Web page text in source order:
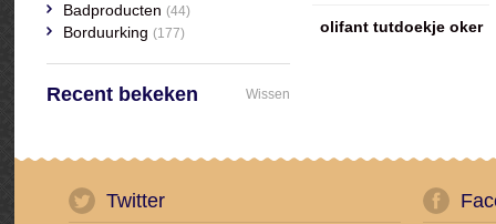
olifant tutdoekje oker
Badproducten (44)
Borduurking (177)
Recent bekeken Wissen
Twitter